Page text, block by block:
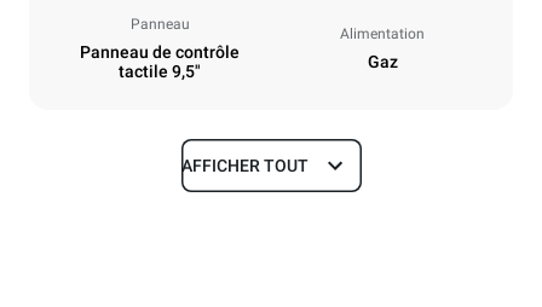
Panneau
Panneau de contrôle
tactile 9,5"
Alimentation
Gaz
Dimensions
AFFICHER TOUT